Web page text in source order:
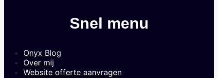
Snel menu
Onyx Blog
Over mij
Website offerte aanvragen